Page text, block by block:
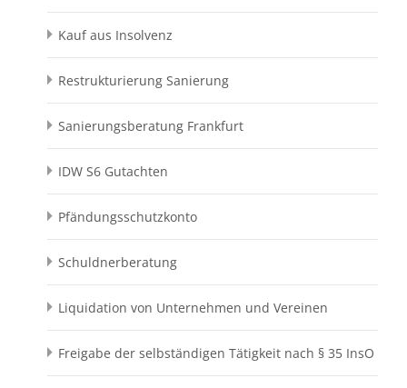
Kauf aus Insolvenz
Restrukturierung Sanierung
Sanierungsberatung Frankfurt
IDW S6 Gutachten
Pfändungsschutzkonto
Schuldnerberatung
Liquidation von Unternehmen und Vereinen
Freigabe der selbständigen Tätigkeit nach § 35 InsO